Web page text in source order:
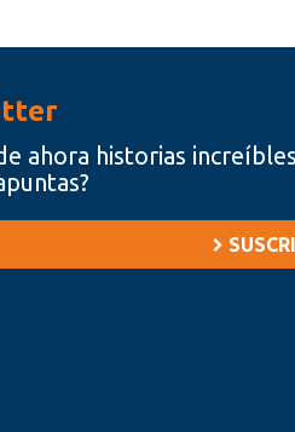
ahora historias